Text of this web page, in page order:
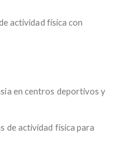
actividad física con
en centros deportivos y
de actividad física para